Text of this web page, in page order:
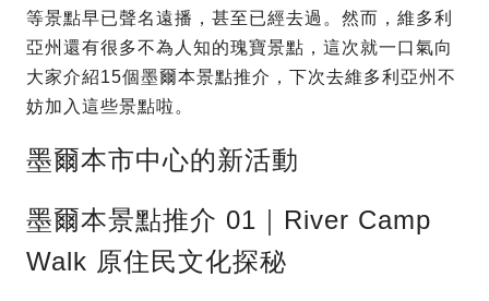
等景點早已聲名遠播，甚至已經去過。然而，維多利
亞州還有很多不為人知的瑰寶景點，這次就一口氣向
大家介紹15個墨爾本景點推介，下次去維多利亞州不
妨加入這些景點啦。
墨爾本市中心的新活動
墨爾本景點推介 01｜River Camp
Walk 原住民文化探秘